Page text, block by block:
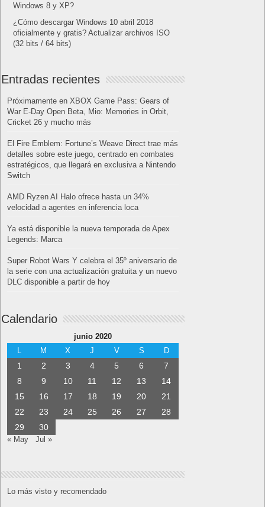
Windows 8 y XP?
¿Cómo descargar Windows 10 abril 2018
oficialmente y gratis? Actualizar archivos ISO
(32 bits / 64 bits)
Entradas recientes
Próximamente en XBOX Game Pass: Gears of
War E-Day Open Beta, Mio: Memories in Orbit,
Cricket 26 y mucho más
El Fire Emblem: Fortune’s Weave Direct trae más
detalles sobre este juego, centrado en combates
estratégicos, que llegará en exclusiva a Nintendo
Switch
AMD Ryzen AI Halo ofrece hasta un 34%
velocidad a agentes en inferencia loca
Ya está disponible la nueva temporada de Apex
Legends: Marca
Super Robot Wars Y celebra el 35º aniversario de
la serie con una actualización gratuita y un nuevo
DLC disponible a partir de hoy
Calendario
junio 2020
M X J V S D
1 2 3 4 5 6
7
8
9 10 11 12 13
14
15
16 17 18 19 20
21
22
23 24 25 26 27
28
29
30
« May Jul »
Lo más visto y recomendado